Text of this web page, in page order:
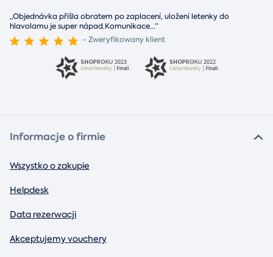
„Objednávka přišla obratem po zaplacení, uložení letenky do
hlavolamu je super nápad.Komunikace...“
- Zweryfikowany klient
Informacje o firmie
Wszystko o zakupie
Helpdesk
Data rezerwacji
Akceptujemy vouchery